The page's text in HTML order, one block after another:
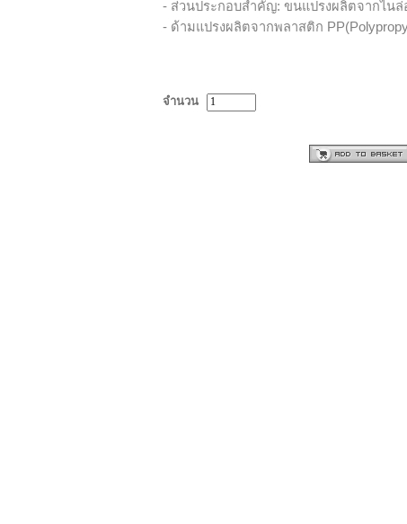
- ส่วนประกอบสำคัญ: ขนแปรงผลิตจากไนล่
- ด้ามแปรงผลิตจากพลาสติก
จำนวน